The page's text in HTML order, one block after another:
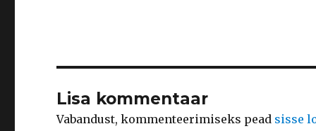
Lisa kommentaar
Vabandust, kommenteerimiseks pead sisse